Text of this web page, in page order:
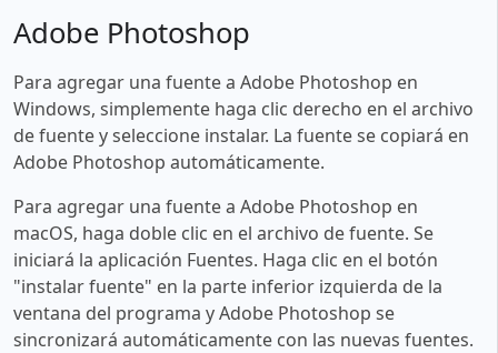
Adobe Photoshop
Para agregar una fuente a Adobe Photoshop en
Windows, simplemente haga clic derecho en el archivo
de fuente y seleccione instalar. La fuente se copiará en
Adobe Photoshop automáticamente.
Para agregar una fuente a Adobe Photoshop en
macOS, haga doble clic en el archivo de fuente. Se
iniciará la aplicación Fuentes. Haga clic en el botón
"instalar fuente" en la parte inferior izquierda de la
ventana del programa y Adobe Photoshop se
sincronizará automáticamente con las nuevas fuentes.